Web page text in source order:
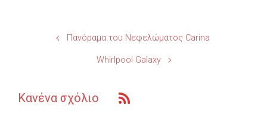
Πανόραμα του Νεφελώματος Carina
Whirlpool Galaxy
Κανένα σχόλιο